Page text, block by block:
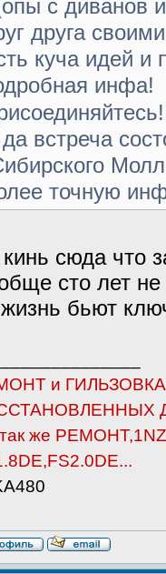
с диванов
друга
куча идей и
инфа!
встреча
точную
сюда что
сто лет
бьют
и
же